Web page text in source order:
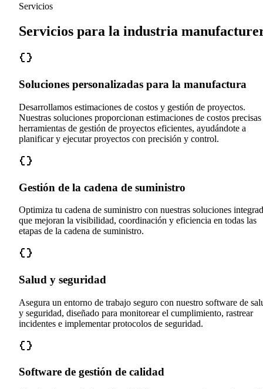
Servicios
Servicios para la industria
Soluciones personalizadas para la manufactura
Desarrollamos estimaciones de costos y gestión de proyectos.
Nuestras soluciones proporcionan estimaciones de costos
herramientas de gestión de proyectos eficientes, ayudándote a
planificar y ejecutar proyectos con precisión y control.
Gestión de la cadena de suministro
Optimiza tu cadena de suministro con nuestras soluciones
que mejoran la visibilidad, coordinación y eficiencia en todas las
etapas de la cadena de suministro.
Salud y seguridad
Asegura un entorno de trabajo seguro con nuestro software de
y seguridad, diseñado para monitorear el cumplimiento, rastrear
incidentes e implementar protocolos de seguridad.
Software de gestión de calidad